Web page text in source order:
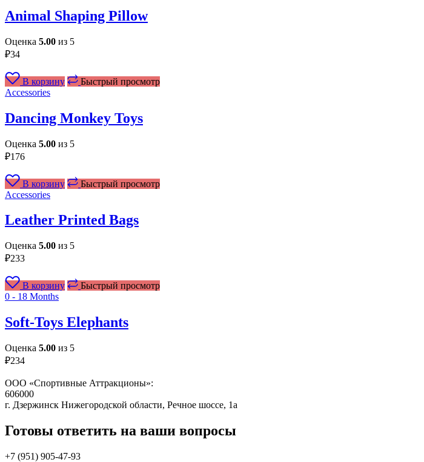
Animal Shaping Pillow
Оценка 5.00 из 5
₽34
В корзину
Быстрый просмотр
Accessories
Dancing Monkey Toys
Оценка 5.00 из 5
₽176
В корзину
Быстрый просмотр
Accessories
Leather Printed Bags
Оценка 5.00 из 5
₽233
В корзину
Быстрый просмотр
0 - 18 Months
Soft-Toys Elephants
Оценка 5.00 из 5
₽234
ООО «Спортивные Аттракционы»:
606000
г. Дзержинск Нижегородской области, Речное шоссе, 1а
Готовы ответить на ваши вопросы
+7 (951) 905-47-93